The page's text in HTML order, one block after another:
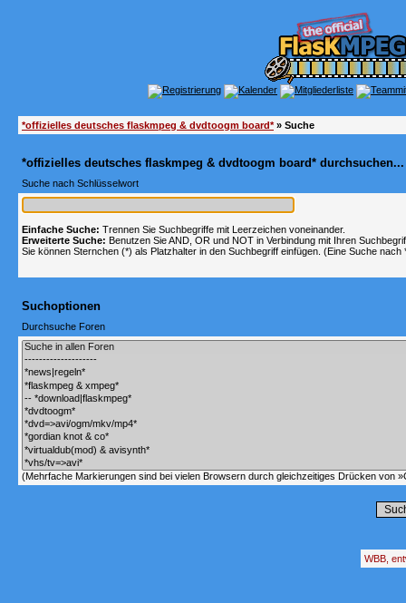
*offizielles deutsches flaskmpeg & dvdtoogm board*» Suche
*offizielles deutsches flaskmpeg & dvdtoogm board* durchsuchen...
Suche nach Schlüsselwort
Einfache Suche: Trennen Sie Suchbegriffe mit Leerzeichen voneinander.
Erweiterte Suche: Benutzen Sie AND, OR und NOT in Verbindung mit Ihren
Sie können Sternchen (*) als Platzhalter in den Suchbegriff einfügen. (Eine Suche
Suchoptionen
Durchsuche Foren
(Mehrfache Markierungen sind bei vielen Browsern durch gleichzeitiges Drücken von
WBB,